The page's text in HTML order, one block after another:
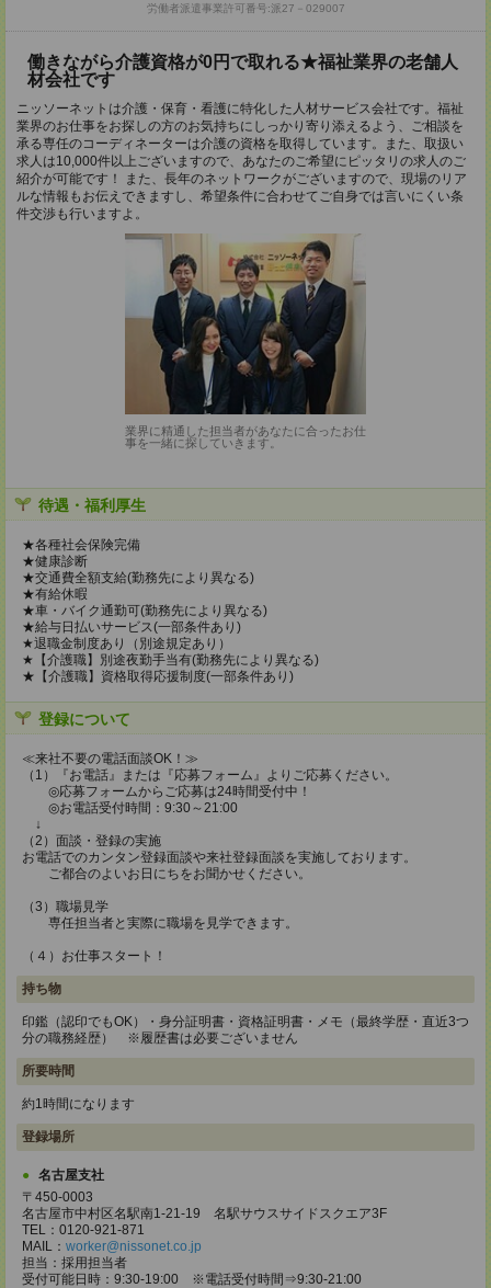
労働者派遣事業許可番号:派27－029007
働きながら介護資格が0円で取れる★福祉業界の老舗人
材会社です
ニッソーネットは介護・保育・看護に特化した人材サービス会社です。福祉
業界のお仕事をお探しの方のお気持ちにしっかり寄り添えるよう、ご相談を
承る専任のコーディネーターは介護の資格を取得しています。また、取扱い
求人は10,000件以上ございますので、あなたのご希望にピッタリの求人のご
紹介が可能です！ また、長年のネットワークがございますので、現場のリア
ルな情報もお伝えできますし、希望条件に合わせてご自身では言いにくい条
件交渉も行いますよ。
業界に精通した担当者があなたに合ったお仕
事を一緒に探していきます。
待遇・福利厚生
★各種社会保険完備
★健康診断
★交通費全額支給(勤務先により異なる)
★有給休暇
★車・バイク通勤可(勤務先により異なる)
★給与日払いサービス(一部条件あり)
★退職金制度あり（別途規定あり）
★【介護職】別途夜勤手当有(勤務先により異なる)
★【介護職】資格取得応援制度(一部条件あり)
登録について
≪来社不要の電話面談OK！≫
（1）『お電話』または『応募フォーム』よりご応募ください。
◎応募フォームからご応募は24時間受付中！
◎お電話受付時間：9:30～21:00
↓
（2）面談・登録の実施
お電話でのカンタン登録面談や来社登録面談を実施しております。
ご都合のよいお日にちをお聞かせください。
（3）職場見学
専任担当者と実際に職場を見学できます。
（４）お仕事スタート！
持ち物
印鑑（認印でもOK）・身分証明書・資格証明書・メモ（最終学歴・直近3つ
分の職務経歴） ※履歴書は必要ございません
所要時間
約1時間になります
登録場所
名古屋支社
〒450-0003
名古屋市中村区名駅南1-21-19 名駅サウスサイドスクエア3F
TEL：0120-921-871
MAIL： worker@nissonet.co.jp
担当：採用担当者
受付可能日時：9:30-19:00 ※電話受付時間⇒9:30-21:00